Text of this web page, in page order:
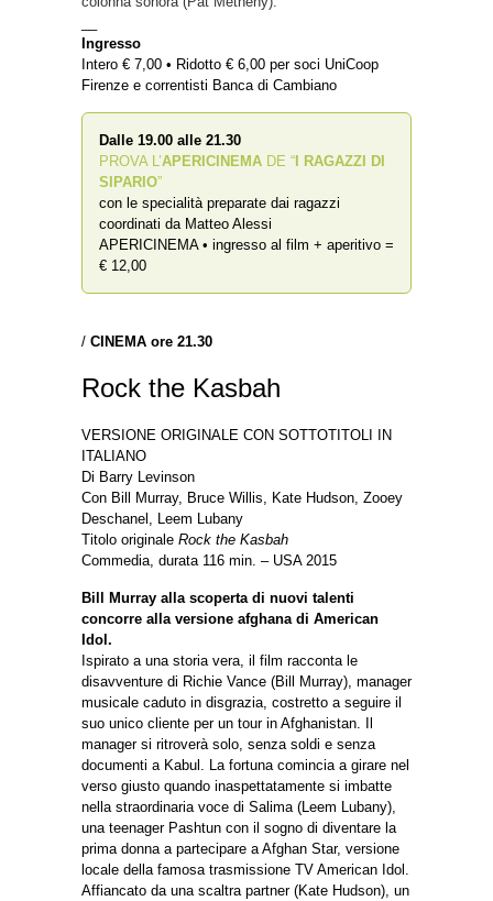
Ingresso
Intero € 7,00 • Ridotto € 6,00 per soci UniCoop
Firenze e correntisti Banca di Cambiano
Dalle 19.00 alle 21.30
PROVA L’APERICINEMA DE “ I RAGAZZI DI
SIPARIO”
con le specialità preparate dai ragazzi
coordinati da Matteo Alessi
APERICINEMA • ingresso al film + aperitivo =
€ 12,00
/ CINEMA ore 21.30
Rock the Kasbah
VERSIONE ORIGINALE CON SOTTOTITOLI IN
ITALIANO
Di Barry Levinson
Con Bill Murray, Bruce Willis, Kate Hudson, Zooey
Deschanel, Leem Lubany
Titolo originale Rock the Kasbah
Commedia, durata 116 min. – USA 2015
Bill Murray alla scoperta di nuovi talenti
concorre alla versione afghana di American
Idol.
Ispirato a una storia vera, il film racconta le
disavventure di Richie Vance (Bill Murray), manager
musicale caduto in disgrazia, costretto a seguire il
suo unico cliente per un tour in Afghanistan. Il
manager si ritroverà solo, senza soldi e senza
documenti a Kabul. La fortuna comincia a girare nel
verso giusto quando inaspettatamente si imbatte
nella straordinaria voce di Salima (Leem Lubany),
una teenager Pashtun con il sogno di diventare la
prima donna a partecipare a Afghan Star, versione
locale della famosa trasmissione TV American Idol.
Affiancato da una scaltra partner (Kate Hudson), un